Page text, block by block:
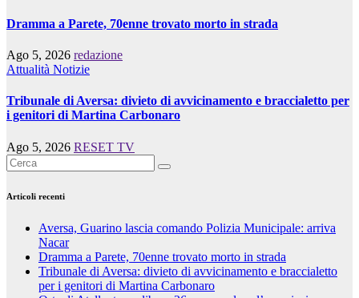
Dramma a Parete, 70enne trovato morto in strada
Ago 5, 2026 redazione
Attualità Notizie
Tribunale di Aversa: divieto di avvicinamento e braccialetto per
i genitori di Martina Carbonaro
Ago 5, 2026 RESET TV
Articoli recenti
Aversa, Guarino lascia comando Polizia Municipale: arriva
Nacar
Dramma a Parete, 70enne trovato morto in strada
Tribunale di Aversa: divieto di avvicinamento e braccialetto
per i genitori di Martina Carbonaro